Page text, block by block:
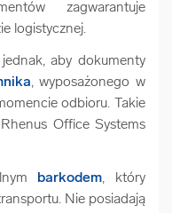
zagwarantuje
logistycznej.
aby dokumenty
, wyposażonego w
odbioru. Takie
Office Systems
barkodem, który
Nie posiadają